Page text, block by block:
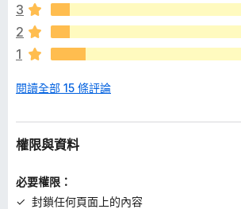
評
分
3
2
1
閱讀全部 15 條評論
權限與資料
必要權限：
封鎖任何頁面上的內容